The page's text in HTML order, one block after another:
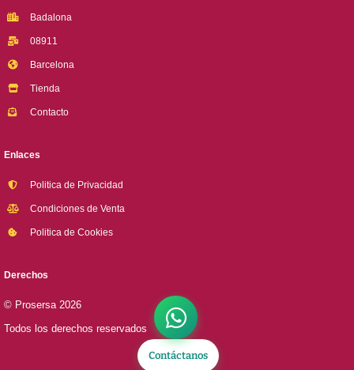
Contáctanos
Badalona
08911
Barcelona
Tienda
Contacto
Enlaces
Politica de Privacidad
Condiciones de Venta
Politica de Cookies
Derechos
© Prosersa 2026
Todos los derechos reservados